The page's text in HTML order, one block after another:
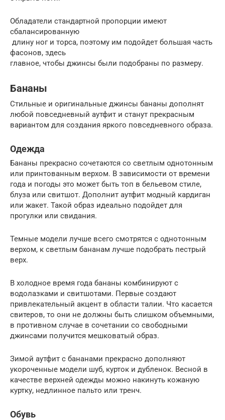
Обладатели стандартной пропорции имеют
сбалансированную
длину ног и торса, поэтому им подойдет большая часть
фасонов, здесь
главное, чтобы джинсы были подобраны по размеру.
Бананы
Стильные и оригинальные джинсы бананы дополнят
любой повседневный аутфит и станут прекрасным
вариантом для создания яркого повседневного образа.
Одежда
Бананы прекрасно сочетаются со светлым однотонным
или принтованным верхом. В зависимости от времени
года и погоды это может быть топ в бельевом стиле,
блуза или свитшот. Дополнит аутфит модный кардиган
или жакет. Такой образ идеально подойдет для
прогулки или свидания.
Темные модели лучше всего смотрятся с однотонным
верхом, к светлым бананам лучше подобрать пестрый
верх.
В холодное время года бананы комбинируют с
водолазками и свитшотами. Первые создают
привлекательный акцент в области талии. Что касается
свитеров, то они не должны быть слишком объемными,
в противном случае в сочетании со свободными
джинсами получится мешковатый образ.
Зимой аутфит с бананами прекрасно дополняют
укороченные модели шуб, курток и дубленок. Весной в
качестве верхней одежды можно накинуть кожаную
куртку, недлинное пальто или тренч.
Обувь